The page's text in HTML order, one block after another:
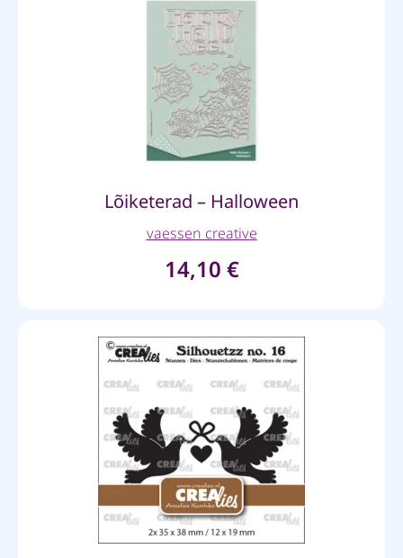
Lõiketerad – Halloween
vaessen creative
14,10 €